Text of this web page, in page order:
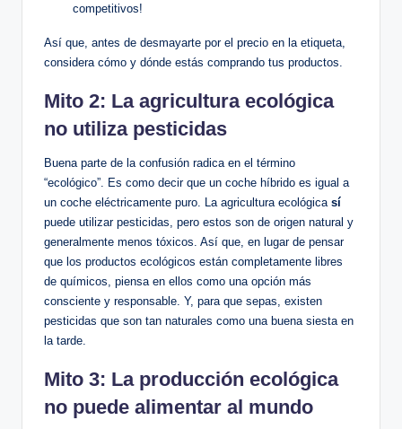
competitivos!
Así que, antes de desmayarte por el precio en la etiqueta,
considera cómo y dónde estás comprando tus productos.
Mito 2: La agricultura ecológica
no utiliza pesticidas
Buena parte de la confusión radica en el término
“ecológico”. Es como decir que un coche híbrido es igual a
un coche eléctricamente puro. La agricultura ecológica sí
puede utilizar pesticidas, pero estos son de origen natural y
generalmente menos tóxicos. Así que, en lugar de pensar
que los productos ecológicos están completamente libres
de químicos, piensa en ellos como una opción más
consciente y responsable. Y, para que sepas, existen
pesticidas que son tan naturales como una buena siesta en
la tarde.
Mito 3: La producción ecológica
no puede alimentar al mundo